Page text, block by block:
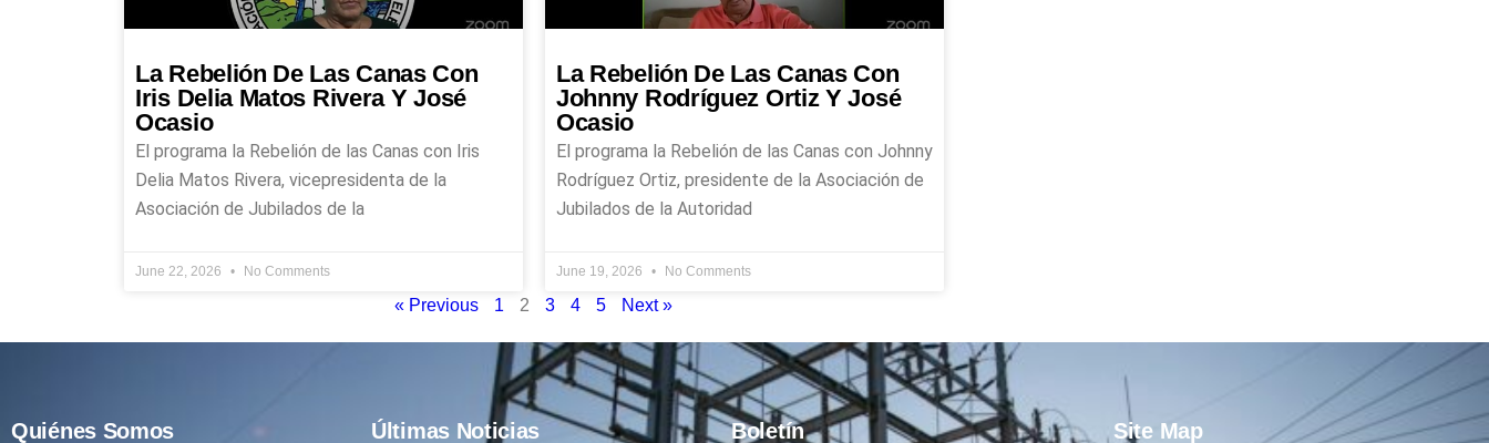
La Rebelión De Las Canas Con
Iris Delia Matos Rivera Y José
Ocasio
El programa la Rebelión de las Canas con Iris
Delia Matos Rivera, vicepresidenta de la
Asociación de Jubilados de la
June 22, 2026 No Comments
La Rebelión De Las Canas Con
Johnny Rodríguez Ortiz Y José
Ocasio
El programa la Rebelión de las Canas con Johnny
Rodríguez Ortiz, presidente de la Asociación de
Jubilados de la Autoridad
June 19, 2026 No Comments
« Previous 1 2 3 4 5 Next »
Quiénes Somos Últimas Noticias Boletín Site Map